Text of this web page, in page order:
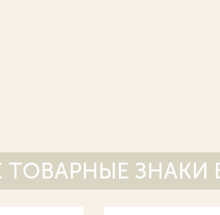
ЗНАКИ